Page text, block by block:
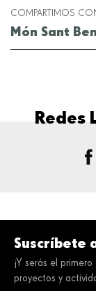
COMPARTIMOS
Món Sant
Redes
Suscríbete
¡Y serás el
proyectos y